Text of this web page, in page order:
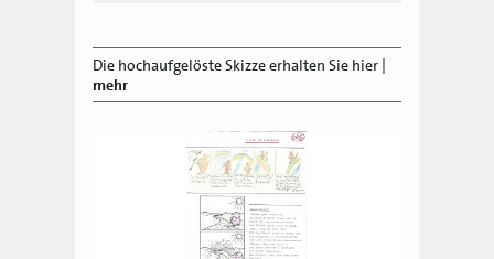
Die hochaufgelöste Skizze erhalten Sie hier |
mehr